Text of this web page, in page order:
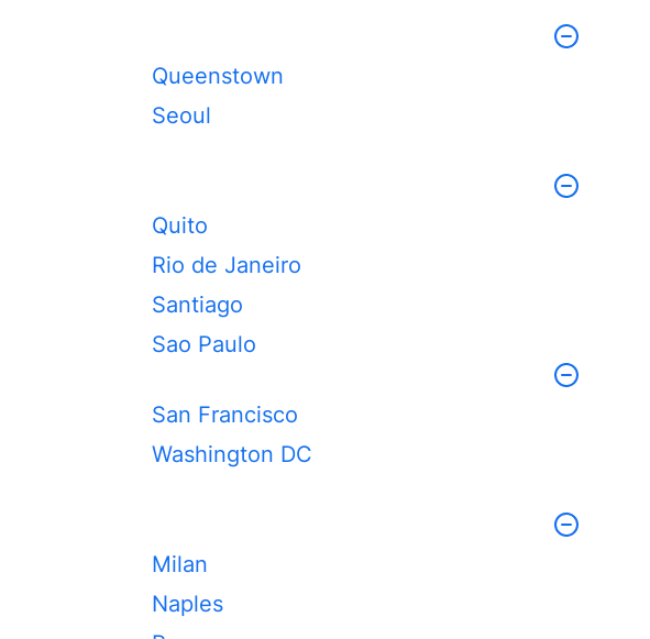
Queenstown
Seoul
Quito
Rio de Janeiro
Santiago
Sao Paulo
San Francisco
Washington DC
Milan
Naples